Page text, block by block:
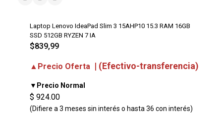
Laptop Lenovo IdeaPad Slim 3 15AHP10 15.3 RAM 16GB
SSD 512GB RYZEN 7 IA
$839,99
▲Precio Oferta | (Efectivo-transferencia)
▼Precio Normal
$ 924.00
(Difiere a 3 meses sin interés o hasta 36 con interés)